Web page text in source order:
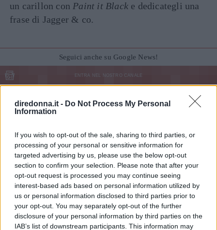
diredonna.it - Do Not Process My Personal
Information
If you wish to opt-out of the sale, sharing to third parties, or
processing of your personal or sensitive information for
targeted advertising by us, please use the below opt-out
section to confirm your selection. Please note that after your
opt-out request is processed you may continue seeing
interest-based ads based on personal information utilized by
us or personal information disclosed to third parties prior to
your opt-out. You may separately opt-out of the further
disclosure of your personal information by third parties on the
IAB’s list of downstream participants. This information may
un carillon con Paint it Black e dedicategli una
frase di Jagger & co.
Seguici anche su Google News!
ENTRA NEL NOSTRO CANALE
CONDIVIDI SU
FACEBOOK
CONDIVIDI SU
TWITTER
CONDIVIDI SU
WHATSAPP
Ultime News
Frasi sulla libertà: le più belle da condividere e
su cui riflettere
Tailleur cerimonia 2025 economici: i più belli di
Zara, Zalando, H&M, Mango e altri
"Ho vissuto 72 ore senza parlare: quello che è
successo dopo mi ha cambiato per sempre"